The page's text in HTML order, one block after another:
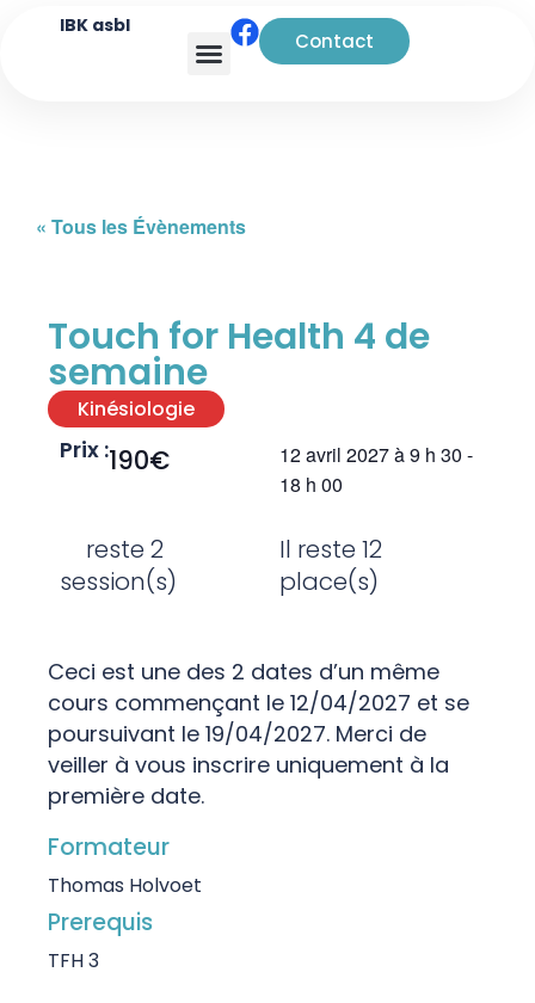
IBK asbl
Contact
« Tous les Évènements
Touch for Health 4 de
semaine
Kinésiologie
Prix :190€ 12 avril 2027à9 h 30 -
18 h 00
reste 2
session(s)
Il reste 12
place(s)
Ceci est une des 2 dates d’un même
cours commençant le 12/04/2027 et se
poursuivant le 19/04/2027. Merci de
veiller à vous inscrire uniquement à la
première date.
Formateur
Thomas Holvoet
Prerequis
TFH 3